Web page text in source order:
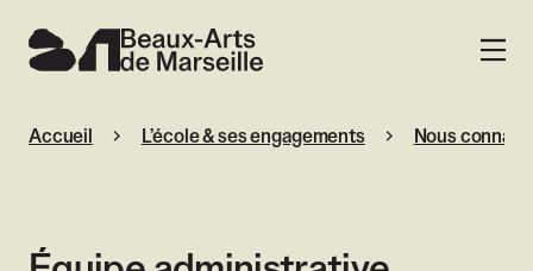
Beaux-Arts de Marseille
MENU
Accueil L’école & ses engagements Nous